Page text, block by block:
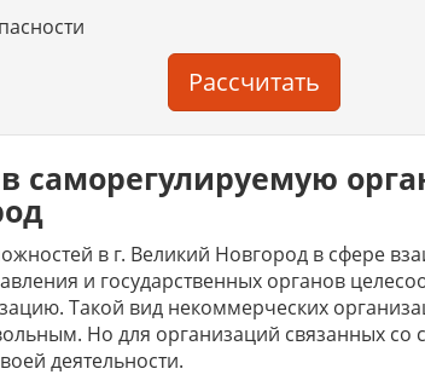
Рассчитать
саморегулируемую
в г. Великий Новгород в сфере
и государственных органов
Такой вид некоммерческих
Но для организаций связанных со
деятельности.